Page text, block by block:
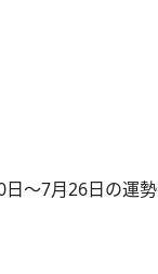
〜7月26日の運勢